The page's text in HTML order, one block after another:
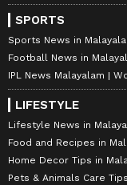
SPORTS
Sports News in
Football News in
IPL News Malayalam
LIFESTYLE
Lifestyle News in
Food and Recipes in
Home Decor Tips in
Pets & Animals Care Tips